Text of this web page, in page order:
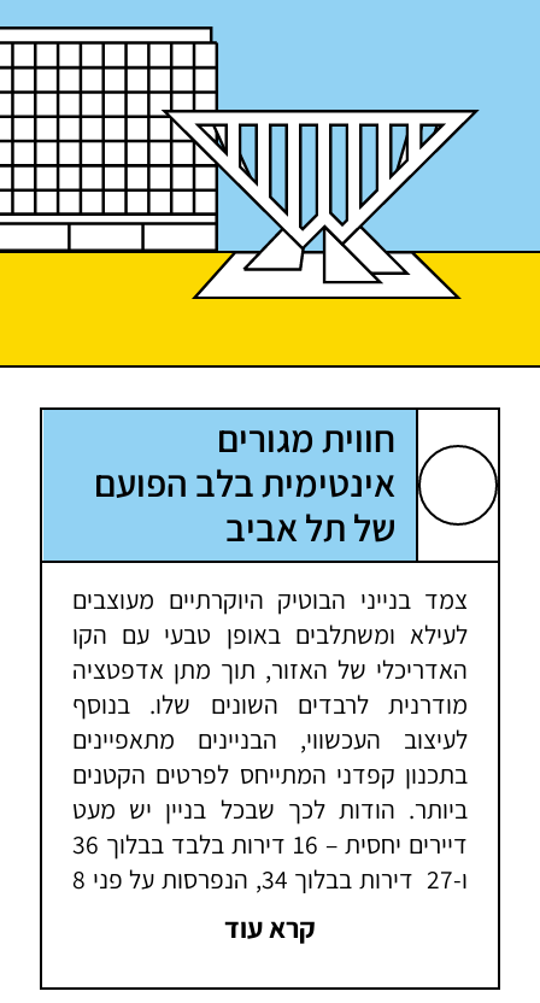
חווית מגורים
אינטימית בלב הפועם
של תל אביב
צמד בנייני הבוטיק היוקרתיים מעוצבים
לעילא ומשתלבים באופן טבעי עם הקו
האדריכלי של האזור, תוך מתן אדפטציה
מודרנית לרבדים השונים שלו. בנוסף
לעיצוב העכשווי, הבניינים מתאפיינים
בתכנון קפדני המתייחס לפרטים הקטנים
ביותר. הודות לכך שבכל בניין יש מעט
דיירים יחסית – 16 דירות בלבד בבלוך 36
ו-27 דירות בבלוך 34, הנפרסות על פני 8
קומות, מתאפשר לדיירים ליהנות מקהילת
שכנים מצומצמת ואינטימית ותחושת
פרטיות הן בדירות והן במרחבים
קרא עוד